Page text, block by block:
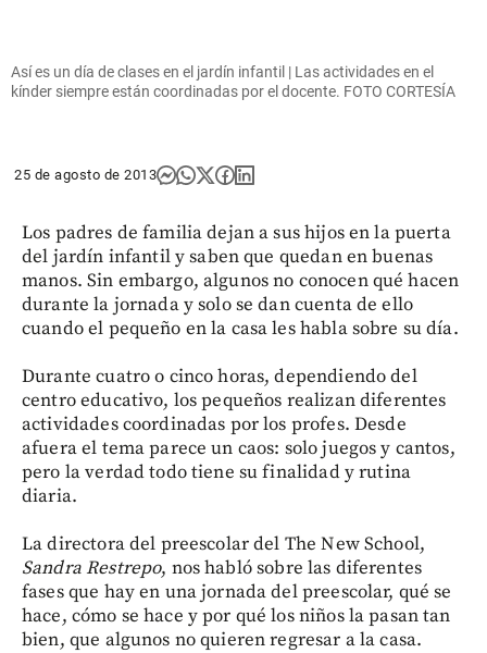
Así es un día de clases en el jardín infantil | Las actividades en el
kínder siempre están coordinadas por el docente. FOTO CORTESÍA
25 de agosto de 2013
Los padres de familia dejan a sus hijos en la puerta
del jardín infantil y saben que quedan en buenas
manos. Sin embargo, algunos no conocen qué hacen
durante la jornada y solo se dan cuenta de ello
cuando el pequeño en la casa les habla sobre su día.
Durante cuatro o cinco horas, dependiendo del
centro educativo, los pequeños realizan diferentes
actividades coordinadas por los profes. Desde
afuera el tema parece un caos: solo juegos y cantos,
pero la verdad todo tiene su finalidad y rutina
diaria.
La directora del preescolar del The New School,
Sandra Restrepo, nos habló sobre las diferentes
fases que hay en una jornada del preescolar, qué se
hace, cómo se hace y por qué los niños la pasan tan
bien, que algunos no quieren regresar a la casa.